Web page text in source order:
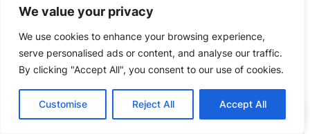
We value your privacy
We use cookies to enhance your browsing experience,
serve personalised ads or content, and analyse our traffic.
By clicking "Accept All", you consent to our use of cookies.
Customise Reject All Accept All
ομιλιών, συνεργάστηκε με το Ίδρυμα Friedrich
Naumann για τα πρώτα δύο Σεμινάρια Πολιτικής
Σκέψης (2013-2014), εδώ και 4 χρόνια συνεργάζεται
με τα εκπαιδευτήρια Αντωνόπουλου “Εκπαιδευτική
Αναγέννηση” ως προπονητής debate και από πέρυσι
και με την Ιόνιο Σχολή ως εκπαιδευτής ρητορικής στα
ελληνικά και debate / MUN στα αγγλικά σε μαθητές
Αίτηση